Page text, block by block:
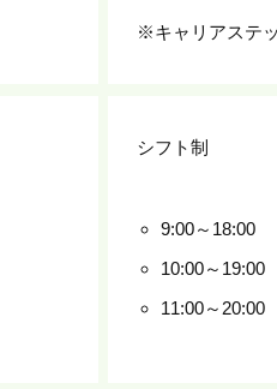
※キャリアステ
シフト制
9:00～18:00
10:00～19:00
11:00～20:00